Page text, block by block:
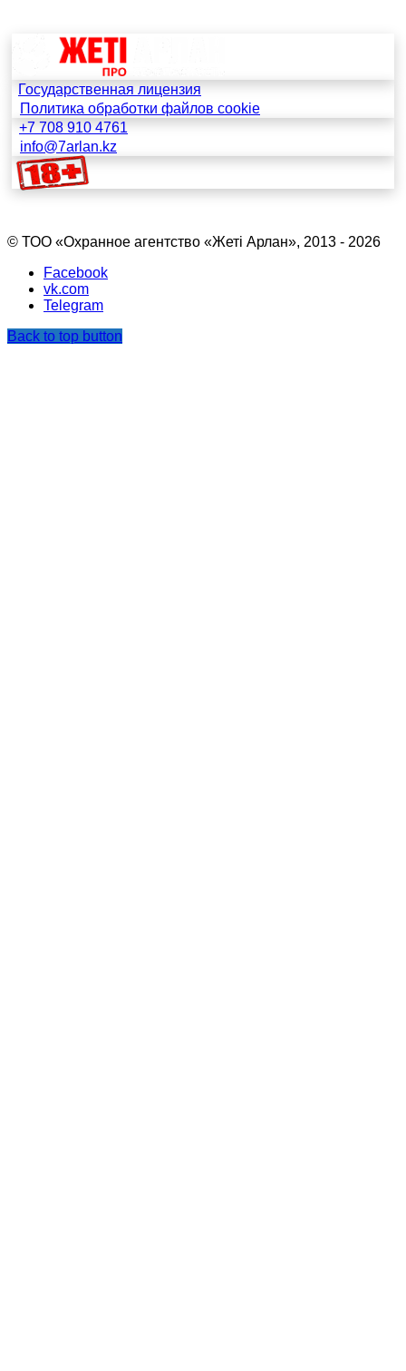
Государственная лицензия
Политика обработки файлов cookie
+7 708 910 4761
info@7arlan.kz
© ТОО «Охранное агентство «Жетi Арлан», 2013 - 2026
Facebook
vk.com
Telegram
Back to top button